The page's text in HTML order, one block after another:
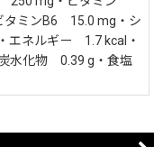
ミンB6 15.0 mg・シ
ネルギー 1.7 kcal・
水化物 0.39 g・食塩